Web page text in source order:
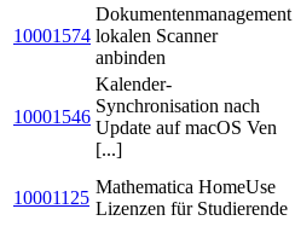
10001574
Dokumentenmanagement
lokalen Scanner
anbinden
10001546
Kalender-
Synchronisation nach
Update auf macOS Ven
[...]
10001125
Mathematica HomeUse
Lizenzen für Studierende